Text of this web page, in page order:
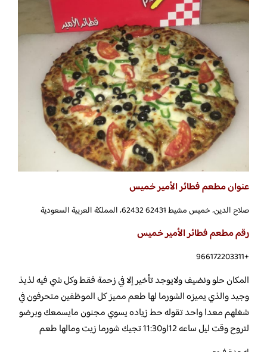
عنوان مطعم فطائر الأمير خميس
صلاح الدين، خميس مشيط 62432 62431، المملكة العربية السعودية
رقم مطعم فطائر الأمير خميس
+966172203311
المكان حلو ونضيف ولايوجد تأخير إلا في زحمة فقط وكل شي فيه لذيذ
وجيد والذي يميزه الشورما لها طعم مميز كل الموظفين متحرفون في
شغلهم معدا واحد تقوله حط زياده يسوي مجنون مايسمعك وبرضو
لتروح وقت ليل ساعه 12او11:30 تجيك شورما زيت ومالها طعم